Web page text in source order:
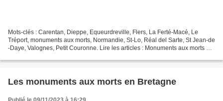
Mots-clés : Carentan, Dieppe, Equeurdreville, Flers, La Ferté-Macé, Le
Tréport, monuments aux morts, Normandie, St-Lo, Réal del Sarte, St Jean-de
-Daye, Valognes, Petit Couronne. Lire les articles : Monuments aux morts en
Les monuments aux morts en Bretagne